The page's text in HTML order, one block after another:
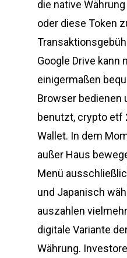
die native
oder diese Token
Google Drive kann
einigermaßen
Browser bedienen
benutzt, crypto etf
Wallet. In dem
außer Haus
Menü
und Japanisch
auszahlen
digitale Variante
Währung.